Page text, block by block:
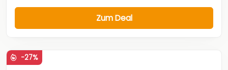
Zum Deal
-27%